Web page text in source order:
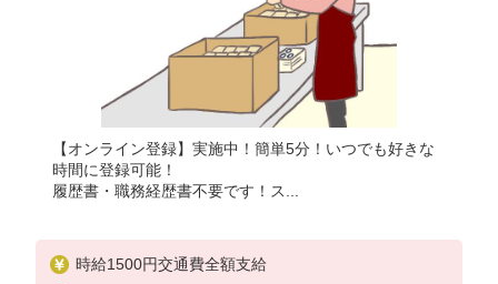
【オンライン登録】実施中！簡単5分！いつでも好きな
時間に登録可能！
履歴書・職務経歴書不要です！ス...
時給1500円交通費全額支給